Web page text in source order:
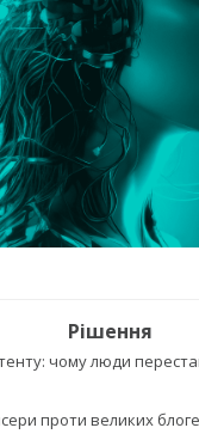
Рішення
чому люди
проти великих